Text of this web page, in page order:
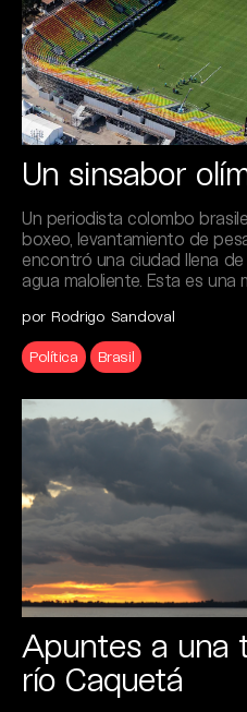
Un sinsabor
Un periodista colombo
boxeo, levantamiento de
encontró una ciudad llena
agua maloliente. Esta es una
por Rodrigo Sandoval
Política Brasil
Apuntes a una
río Caquetá